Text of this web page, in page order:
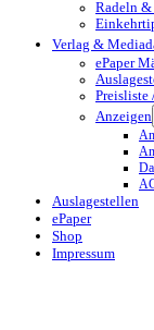
Radeln &
Verlag &
ePaper
Preisliste
Anzeigen
Auslagestellen
ePaper
Shop
Impressum